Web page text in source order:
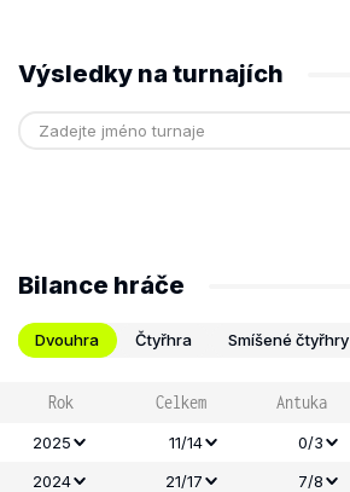
Výsledky na turnajích
Bilance hráče
Dvouhra Čtyřhra Smíšené čtyřhry
Rok Celkem Antuka
2025 11/14 0/3
2024
21/17 7/8